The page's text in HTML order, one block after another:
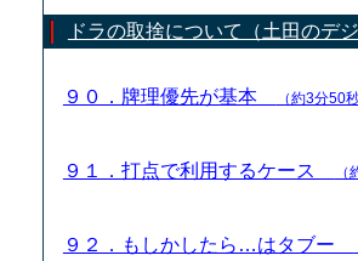
ドラの取捨について（土田のデジ
９０．牌理優先が基本 （約3分50秒
９１．打点で利用するケース （
９２．もしかしたら…はタブー